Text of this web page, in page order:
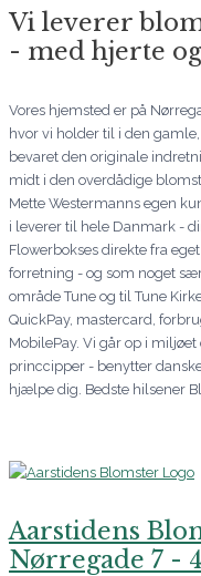
Vi leverer
- med hjerte
Vores hjemsted er på
hvor vi holder til i den
bevaret den originale
midt i den overdådige
Mette Westermanns egen
i leverer til hele Danmark -
Flowerbokses direkte fra
forretning - og som noget
område Tune og til Tune
QuickPay, mastercard,
MobilePay. Vi går op i
princcipper - benytter
hjælpe dig. Bedste hilsener
Aarstidens
Nørregade 7 -